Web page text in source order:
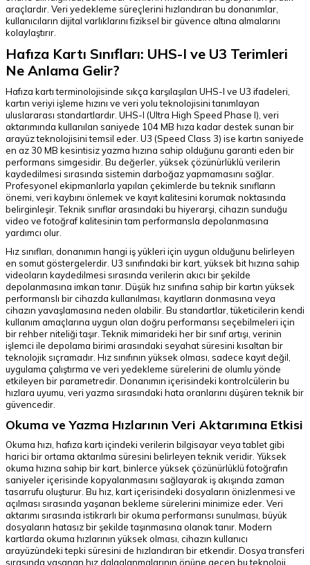
araçlardır. Veri yedekleme süreçlerini hızlandıran bu donanımlar,
kullanıcıların dijital varlıklarını fiziksel bir güvence altına almalarını
kolaylaştırır.
Hafıza Kartı Sınıfları: UHS-I ve U3 Terimleri
Ne Anlama Gelir?
Hafıza kartı terminolojisinde sıkça karşılaşılan UHS-I ve U3 ifadeleri,
kartın veriyi işleme hızını ve veri yolu teknolojisini tanımlayan
uluslararası standartlardır. UHS-I (Ultra High Speed Phase I), veri
aktarımında kullanılan saniyede 104 MB hıza kadar destek sunan bir
arayüz teknolojisini temsil eder. U3 (Speed Class 3) ise kartın saniyede
en az 30 MB kesintisiz yazma hızına sahip olduğunu garanti eden bir
performans simgesidir. Bu değerler, yüksek çözünürlüklü verilerin
kaydedilmesi sırasında sistemin darboğaz yapmamasını sağlar.
Profesyonel ekipmanlarla yapılan çekimlerde bu teknik sınıfların
önemi, veri kaybını önlemek ve kayıt kalitesini korumak noktasında
belirginleşir. Teknik sınıflar arasındaki bu hiyerarşi, cihazın sunduğu
video ve fotoğraf kalitesinin tam performansla depolanmasına
yardımcı olur.
Hız sınıfları, donanımın hangi iş yükleri için uygun olduğunu belirleyen
en somut göstergelerdir. U3 sınıfındaki bir kart, yüksek bit hızına sahip
videoların kaydedilmesi sırasında verilerin akıcı bir şekilde
depolanmasına imkan tanır. Düşük hız sınıfına sahip bir kartın yüksek
performanslı bir cihazda kullanılması, kayıtların donmasına veya
cihazın yavaşlamasına neden olabilir. Bu standartlar, tüketicilerin kendi
kullanım amaçlarına uygun olan doğru performansı seçebilmeleri için
bir rehber niteliği taşır. Teknik mimarideki her bir sınıf artışı, verinin
işlemci ile depolama birimi arasındaki seyahat süresini kısaltan bir
teknolojik sıçramadır. Hız sınıfının yüksek olması, sadece kayıt değil,
uygulama çalıştırma ve veri yedekleme sürelerini de olumlu yönde
etkileyen bir parametredir. Donanımın içerisindeki kontrolcülerin bu
hızlara uyumu, veri yazma sırasındaki hata oranlarını düşüren teknik bir
güvencedir.
Okuma ve Yazma Hızlarının Veri Aktarımına Etkisi
Okuma hızı, hafıza kartı içindeki verilerin bilgisayar veya tablet gibi
harici bir ortama aktarılma süresini belirleyen teknik veridir. Yüksek
okuma hızına sahip bir kart, binlerce yüksek çözünürlüklü fotoğrafın
saniyeler içerisinde kopyalanmasını sağlayarak iş akışında zaman
tasarrufu oluşturur. Bu hız, kart içerisindeki dosyaların önizlenmesi ve
açılması sırasında yaşanan bekleme sürelerini minimize eder. Veri
aktarımı sırasında istikrarlı bir okuma performansı sunulması, büyük
dosyaların hatasız bir şekilde taşınmasına olanak tanır. Modern
kartlarda okuma hızlarının yüksek olması, cihazın kullanıcı
arayüzündeki tepki süresini de hızlandıran bir etkendir. Dosya transferi
sırasında yaşanan hız dalgalanmalarının önüne geçen bu teknoloji,